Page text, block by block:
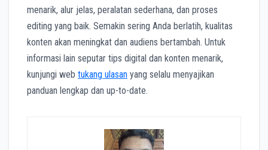
menarik, alur jelas, peralatan sederhana, dan proses
editing yang baik. Semakin sering Anda berlatih, kualitas
konten akan meningkat dan audiens bertambah. Untuk
informasi lain seputar tips digital dan konten menarik,
kunjungi web tukang ulasan yang selalu menyajikan
panduan lengkap dan up-to-date.